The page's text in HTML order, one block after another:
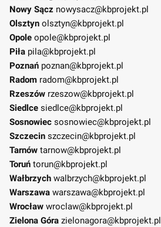
Nowy Sącz nowysacz@kbprojekt.pl
Olsztyn olsztyn@kbprojekt.pl
Opole opole@kbprojekt.pl
Piła pila@kbprojekt.pl
Poznań poznan@kbprojekt.pl
Radom radom@kbprojekt.pl
Rzeszów rzeszow@kbprojekt.pl
Siedlce siedlce@kbprojekt.pl
Sosnowiec sosnowiec@kbprojekt.pl
Szczecin szczecin@kbprojekt.pl
Tarnów tarnow@kbprojekt.pl
Toruń torun@kbprojekt.pl
Wałbrzych walbrzych@kbprojekt.pl
Warszawa warszawa@kbprojekt.pl
Wrocław wroclaw@kbprojekt.pl
Zielona Góra zielonagora@kbprojekt.pl